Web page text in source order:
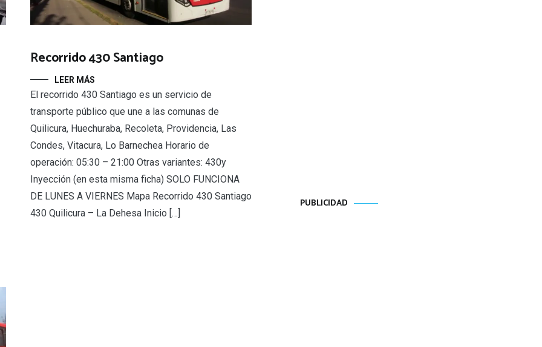
Recorrido 430 Santiago
LEER MÁS
El recorrido 430 Santiago es un servicio de
transporte público que une a las comunas de
Quilicura, Huechuraba, Recoleta, Providencia, Las
Condes, Vitacura, Lo Barnechea Horario de
operación: 05:30 – 21:00 Otras variantes: 430y
Inyección (en esta misma ficha) SOLO FUNCIONA
DE LUNES A VIERNES Mapa Recorrido 430 Santiago
430 Quilicura – La Dehesa Inicio […]
PUBLICIDAD